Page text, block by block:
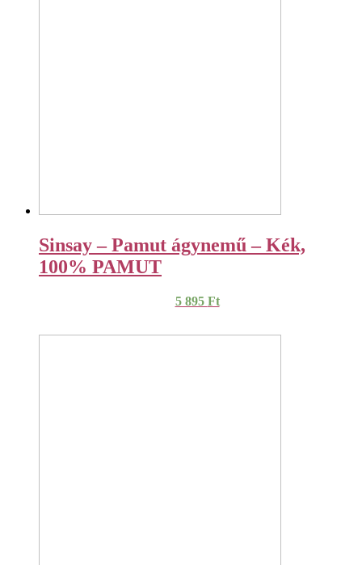
Sinsay – Pamut ágynemű – Kék,
100% PAMUT
5 895 Ft